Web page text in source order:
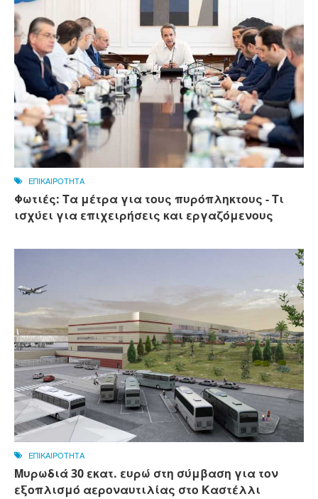
ΕΠΙΚΑΙΡΟΤΗΤΑ
Φωτιές: Τα μέτρα για τους πυρόπληκτους - Τι
ισχύει για επιχειρήσεις και εργαζόμενους
ΕΠΙΚΑΙΡΟΤΗΤΑ
Μυρωδιά 30 εκατ. ευρώ στη σύμβαση για τον
εξοπλισμό αεροναυτιλίας στο Καστέλλι